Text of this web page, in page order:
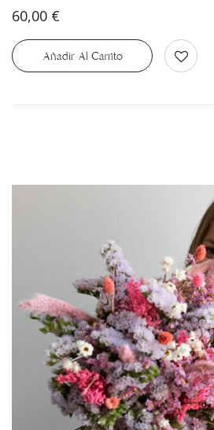
60,00 €
Añadir Al Carrito